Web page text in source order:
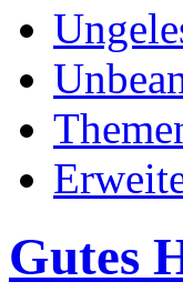
Gutes